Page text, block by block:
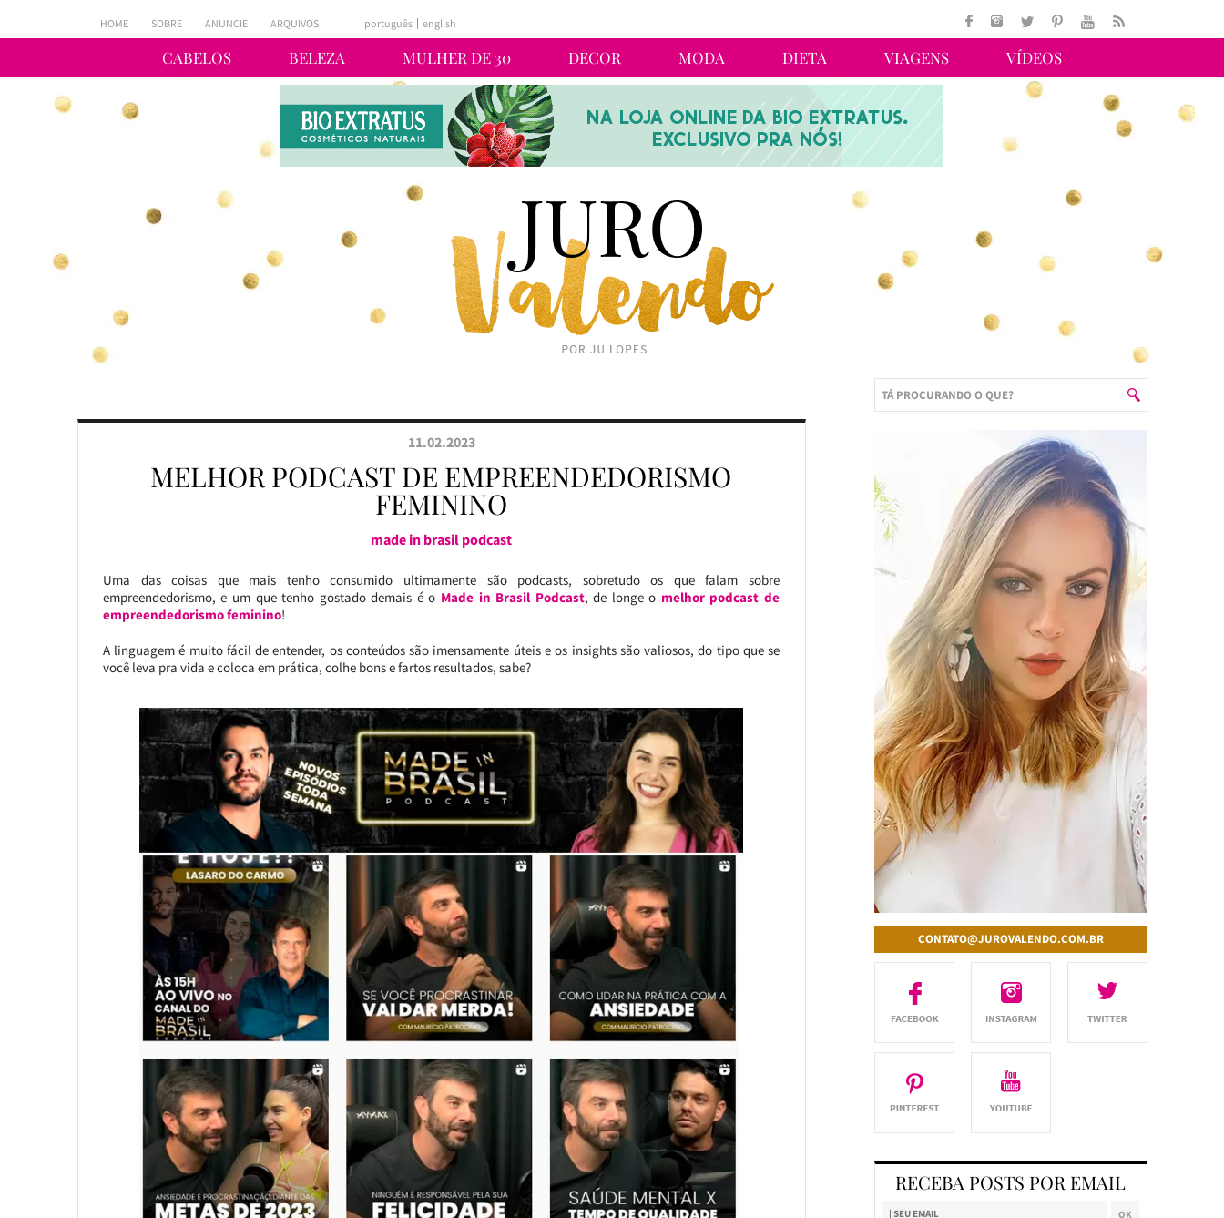
CABELOS BELEZA MULHER DE 30 DECOR MODA DIETA VIAGENS VÍDEOS
HOME SOBRE ANUNCIE ARQUIVOS português english
11.02.2023
MELHOR PODCAST DE EMPREENDEDORISMO
FEMININO
made in brasil podcast
Uma das coisas que mais tenho consumido ultimamente são podcasts, sobretudo os que falam sobre
empreendedorismo, e um que tenho gostado demais é o Made in Brasil Podcast, de longe o melhor podcast de
empreendedorismo feminino!
A linguagem é muito fácil de entender, os conteúdos são imensamente úteis e os insights são valiosos, do tipo que se
você leva pra vida e coloca em prática, colhe bons e fartos resultados, sabe?
CONTATO@JUROVALENDO.COM.BR
RECEBA POSTS POR EMAIL